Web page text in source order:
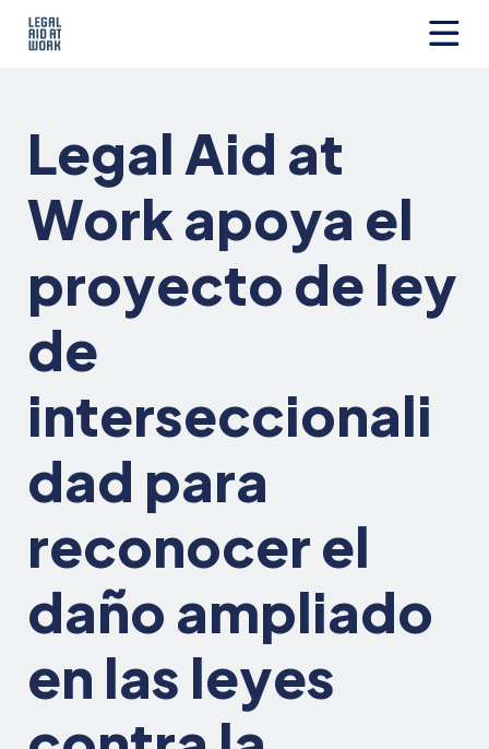
Work
Legal Aid at
Work apoya el
proyecto de ley
de
interseccionali
dad para
reconocer el
daño ampliado
en las leyes